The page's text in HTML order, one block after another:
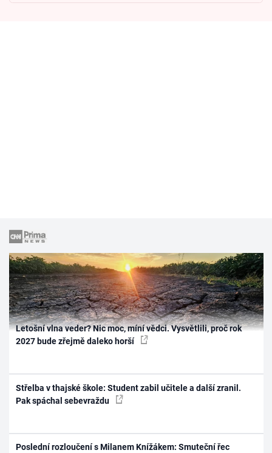
Letošní vlna veder? Nic moc, míní vědci. Vysvětlili, proč rok
2027 bude zřejmě daleko horší
Střelba v thajské škole: Student zabil učitele a další zranil.
Pak spáchal sebevraždu
Poslední rozloučení s Milanem Knížákem: Smuteční řec